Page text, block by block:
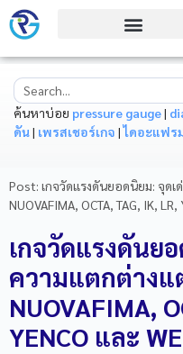
ค้นหาบ่อย pressure gauge|
ดัน| เพรสเชอร์เกจ |ไดอะแฟร
Post: เกจวัดแรงดันยอดนิยม: จุด
NUOVAFIMA, OCTA, TAG, IK, LR,
เกจวัดแรงดันย
ความแตกต่างแ
NUOVAFIMA,
YENCO และ